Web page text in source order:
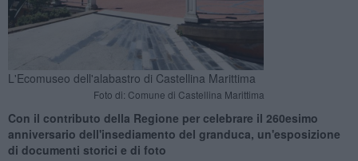
L'Ecomuseo dell'alabastro di Castellina Marittima
Foto di: Comune di Castellina Marittima
Con il contributo della Regione per celebrare il 260esimo
anniversario dell'insediamento del granduca, un'esposizione
di documenti storici e di foto